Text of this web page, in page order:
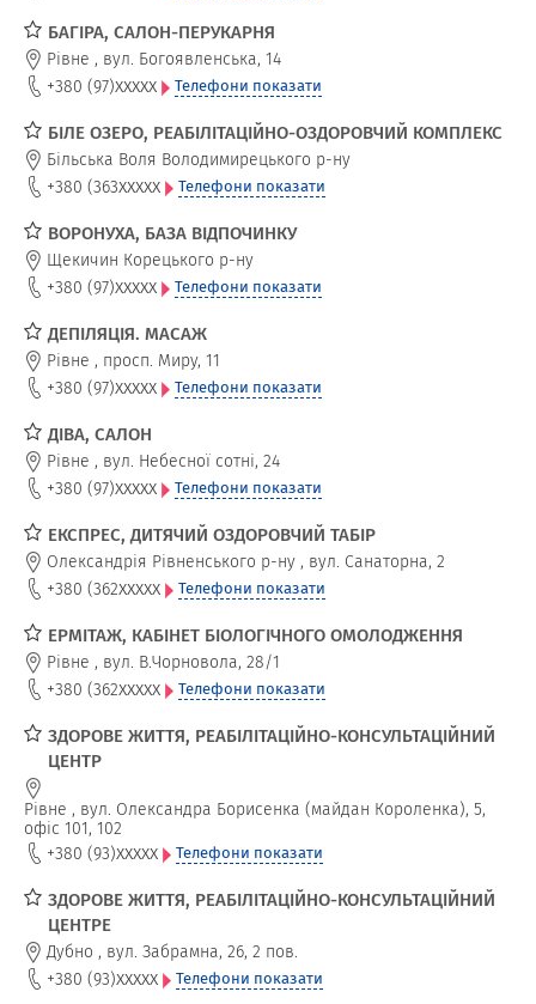
БАГІРА, САЛОН-ПЕРУКАРНЯ
Рівне , вул. Богоявленська, 14
+380 (97)xxxxx Телефони показати
БІЛЕ ОЗЕРО, РЕАБІЛІТАЦІЙНО-ОЗДОРОВЧИЙ КОМПЛЕКС
Більська Воля Володимирецького р-ну
+380 (363xxxxx Телефони показати
ВОРОНУХА, БАЗА ВІДПОЧИНКУ
Щекичин Корецького р-ну
+380 (97)xxxxx Телефони показати
ДЕПІЛЯЦІЯ. МАСАЖ
Рівне , просп. Миру, 11
+380 (97)xxxxx Телефони показати
ДІВА, САЛОН
Рівне , вул. Небесної сотні, 24
+380 (97)xxxxx Телефони показати
ЕКСПРЕС, ДИТЯЧИЙ ОЗДОРОВЧИЙ ТАБІР
Олександрія Рівненського р-ну , вул. Санаторна, 2
+380 (362xxxxx Телефони показати
ЕРМІТАЖ, КАБІНЕТ БІОЛОГІЧНОГО ОМОЛОДЖЕННЯ
Рівне , вул. В.Чорновола, 28/1
+380 (362xxxxx Телефони показати
ЗДОРОВЕ ЖИТТЯ, РЕАБІЛІТАЦІЙНО-КОНСУЛЬТАЦІЙНИЙ
ЦЕНТР
Рівне , вул. Олександра Борисенка (майдан Короленка), 5,
офіс 101, 102
+380 (93)xxxxx Телефони показати
ЗДОРОВЕ ЖИТТЯ, РЕАБІЛІТАЦІЙНО-КОНСУЛЬТАЦІЙНИЙ
ЦЕНТРЕ
Дубно , вул. Забрамна, 26, 2 пов.
+380 (93)xxxxx Телефони показати